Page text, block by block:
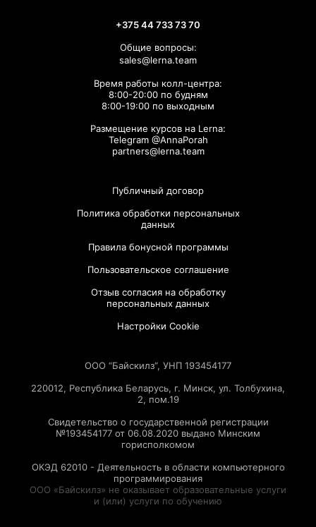
+375 44 733 73 70
Общие вопросы:
sales@lerna.team
Время работы колл-центра:
8:00-20:00 по будням
8:00-19:00 по выходным
Размещение курсов на Lerna:
Telegram @AnnaPorah
partners@lerna.team
Публичный договор
Политика обработки персональных
данных
Правила бонусной программы
Пользовательское соглашение
Отзыв согласия на обработку
персональных данных
Настройки Cookie
ООО “Байскилз“, УНП 193454177
220012, Республика Беларусь, г. Минск, ул. Толбухина,
2, пом.19
Свидетельство о государственной регистрации
№193454177 от 06.08.2020 выдано Минским
горисполкомом
ОКЭД 62010 - Деятельность в области компьютерного
программирования
ООО «Байскилз» не оказывает образовательные услуги
и (или) услуги по обучению